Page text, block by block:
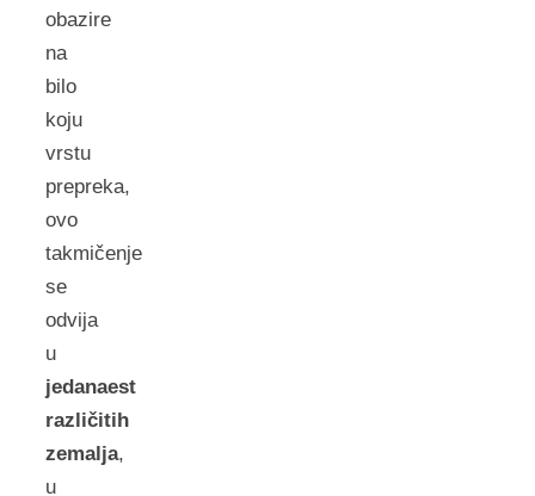
obazire
na
bilo
koju
vrstu
prepreka,
ovo
takmičenje
se
odvija
u
jedanaest
različitih
zemalja,
u